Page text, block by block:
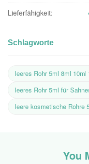
Lieferfähigkeit:
Schlagworte
leeres Rohr 5ml 8ml 10ml
leeres Rohr 5ml für
leere kosmetische Rohre
You